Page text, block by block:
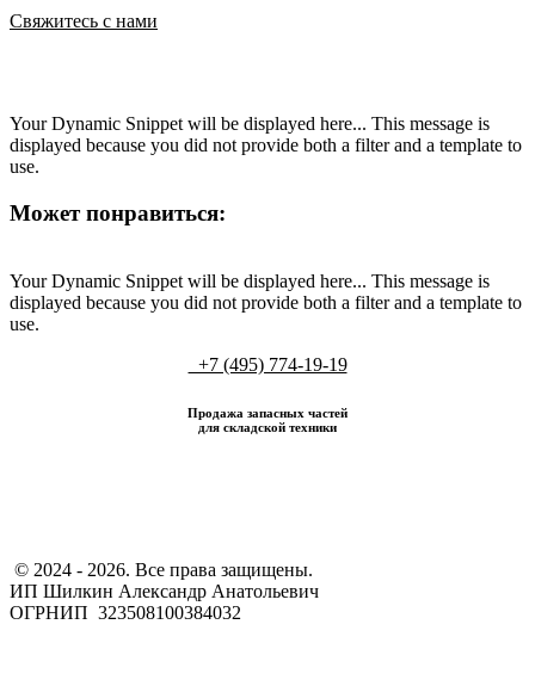
Свяжитесь с нами
Your Dynamic Snippet will be displayed here... This message is
displayed because you did not provide both a filter and a template to
use.
Может понравиться:
Your Dynamic Snippet will be displayed here... This message is
displayed because you did not provide both a filter and a template to
use.
+7 (495) 774-19-19
Продажа запасных частей
для складской техники
​ © 2024 - 2026. Все права защищены.
ИП Шилкин Александр Анатольевич
ОГРНИП 323508100384032